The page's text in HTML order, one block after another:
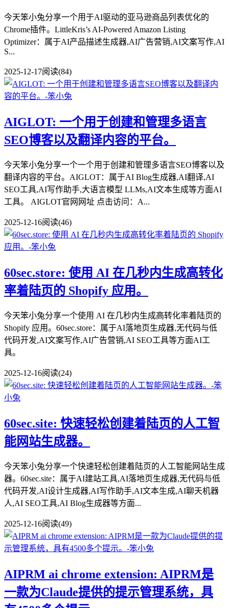
今天笨小兔分享一个用于AI驱动的亚马逊商品列表优化的
Chrome插件。LittleKris’s AI-Powered Amazon Listing
Optimizer：属于AI产品描述生成器,AI广告营销,AI文案写作,AI
S...
2025-12-17阅读(84)
AIGLOT: 一个用于创建和管理多语言
SEO博客以及翻译内容的平台。
今天笨小兔分享一个一个用于创建和管理多语言SEO博客以及
翻译内容的平台。AIGLOT：属于AI Blog生成器,AI翻译,AI
SEO工具,AI写作助手,大语言模型 LLMs,AI文本生成等方面AI
工具。 AIGLOT官网网址 点击访问：A...
2025-12-16阅读(46)
60sec.store: 使用 AI 在几秒内生成高转化
率着陆页的 Shopify 应用。
今天笨小兔分享一个使用 AI 在几秒内生成高转化率着陆页的
Shopify 应用。60sec.store：属于AI落地页生成器,无代码与低
代码开发,AI文案写作,AI广告营销,AI SEO工具等方面AI工
具。
2025-12-16阅读(24)
60sec.site: 快速轻松创建着陆页的人工智
能网站生成器。
今天笨小兔分享一个快速轻松创建着陆页的人工智能网站生成
器。60sec.site：属于AI建站工具,AI落地页生成器,无代码与低
代码开发,AI设计生成器,AI写作助手,AI文本生成,AI聊天机器
人,AI SEO工具,AI Blog生成器等方面...
2025-12-16阅读(49)
AIPRM ai chrome extension: AIPRM是
一款为Claude提供的提示管理系统，具